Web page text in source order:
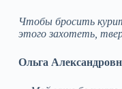
Чтобы бросить
этого захотеть,
Ольга